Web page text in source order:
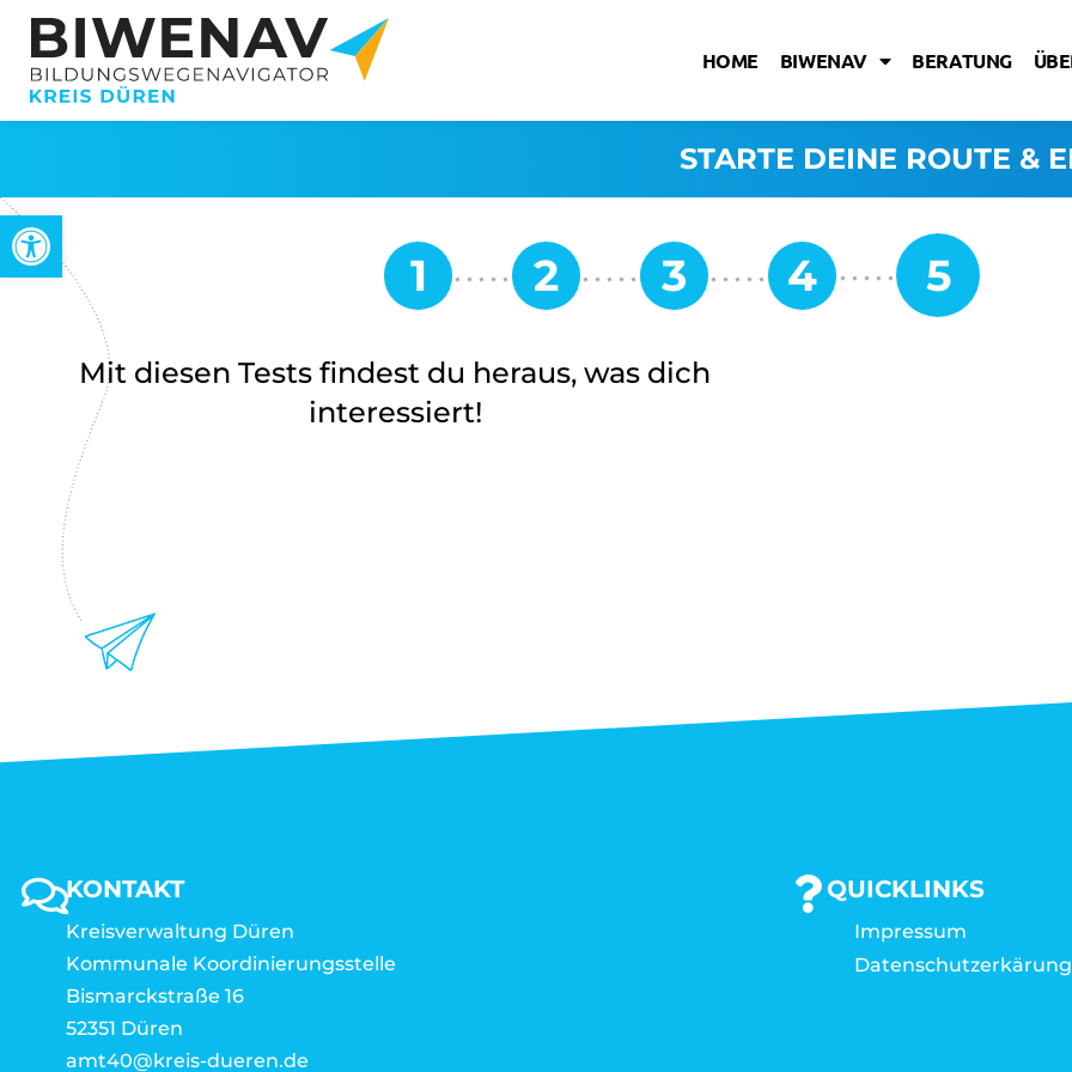
Werkzeugleiste öffnen
HOME BIWENAV BERATUNG
STARTE DEINE ROUTE &
Mit diesen Tests findest du heraus, was dich
interessiert!
KONTAKT
Kreisverwaltung Düren
Kommunale Koordinierungsstelle
Bismarckstraße 16
52351 Düren
amt40@kreis-dueren.de
QUICKLINKS
Impressum
Datenschutzerkärung